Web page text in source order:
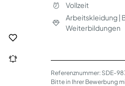
Vollzeit
Arbeitskleidung |
Weiterbildungen
Referenznummer: SDE-
Bitte in Ihrer Bewerbung